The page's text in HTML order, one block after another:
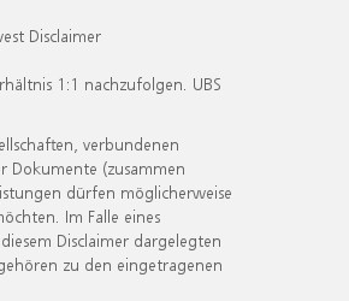
Disclaimer
1:1 nachzufolgen. UBS
verbundenen
Dokumente (zusammen
dürfen möglicherweise
Im Falle eines
Disclaimer dargelegten
zu den eingetragenen